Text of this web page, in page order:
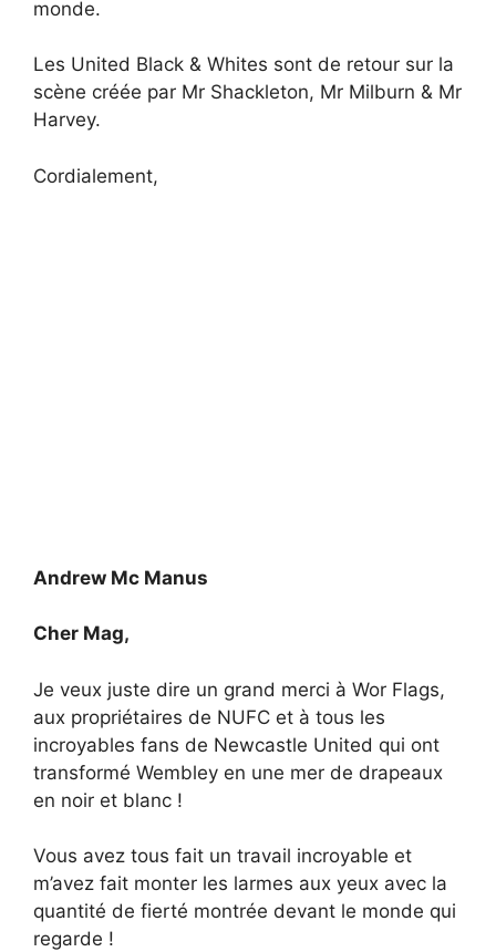
monde.
Les United Black & Whites sont de retour sur la
scène créée par Mr Shackleton, Mr Milburn & Mr
Harvey.
Cordialement,
Andrew Mc Manus
Cher Mag,
Je veux juste dire un grand merci à Wor Flags,
aux propriétaires de NUFC et à tous les
incroyables fans de Newcastle United qui ont
transformé Wembley en une mer de drapeaux
en noir et blanc !
Vous avez tous fait un travail incroyable et
m’avez fait monter les larmes aux yeux avec la
quantité de fierté montrée devant le monde qui
regarde !